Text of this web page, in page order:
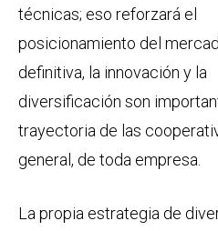
técnicas; eso reforzará el
posicionamiento del
definitiva, la innovación y la
diversificación son
trayectoria de las
general, de toda empresa.
La propia estrategia de